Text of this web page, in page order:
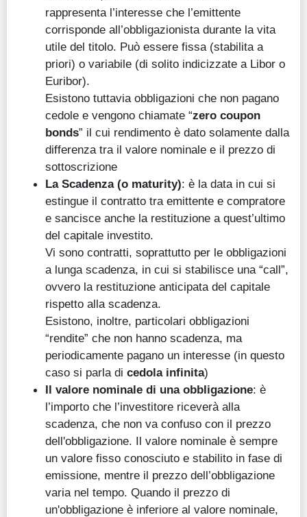
rappresenta l’interesse che l’emittente
corrisponde all’obbligazionista durante la vita
utile del titolo. Può essere fissa (stabilita a
priori) o variabile (di solito indicizzate a Libor o
Euribor).
Esistono tuttavia obbligazioni che non pagano
cedole e vengono chiamate “zero coupon
bonds” il cui rendimento è dato solamente dalla
differenza tra il valore nominale e il prezzo di
sottoscrizione
La Scadenza (o maturity): è la data in cui si
estingue il contratto tra emittente e compratore
e sancisce anche la restituzione a quest’ultimo
del capitale investito.
Vi sono contratti, soprattutto per le obbligazioni
a lunga scadenza, in cui si stabilisce una “call”,
ovvero la restituzione anticipata del capitale
rispetto alla scadenza.
Esistono, inoltre, particolari obbligazioni
“rendite” che non hanno scadenza, ma
periodicamente pagano un interesse (in questo
caso si parla di cedola infinita)
Il valore nominale di una obbligazione: è
l’importo che l’investitore riceverà alla
scadenza, che non va confuso con il prezzo
dell'obbligazione. Il valore nominale è sempre
un valore fisso conosciuto e stabilito in fase di
emissione, mentre il prezzo dell’obbligazione
varia nel tempo. Quando il prezzo di
un'obbligazione è inferiore al valore nominale,